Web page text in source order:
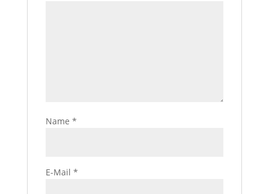
Name *
E-Mail *